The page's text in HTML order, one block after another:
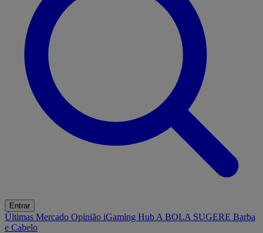
Entrar
Últimas Mercado Opinião iGaming Hub A BOLA SUGERE Barba
e Cabelo